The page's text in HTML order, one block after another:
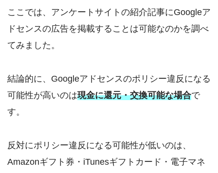
ここでは、アンケートサイトの紹介記事にGoogleア
ドセンスの広告を掲載することは可能なのかを調べ
てみました。
結論的に、Googleアドセンスのポリシー違反になる
可能性が高いのは現金に還元・交換可能な場合で
す。
反対にポリシー違反になる可能性が低いのは、
Amazonギフト券・iTunesギフトカード・電子マネ